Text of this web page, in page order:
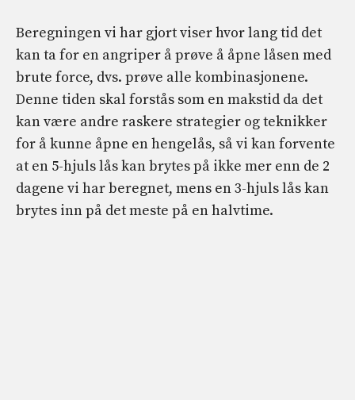
Beregningen vi har gjort viser hvor lang tid det
kan ta for en angriper å prøve å åpne låsen med
brute force, dvs. prøve alle kombinasjonene.
Denne tiden skal forstås som en makstid da det
kan være andre raskere strategier og teknikker
for å kunne åpne en hengelås, så vi kan forvente
at en 5-hjuls lås kan brytes på ikke mer enn de 2
dagene vi har beregnet, mens en 3-hjuls lås kan
brytes inn på det meste på en halvtime.